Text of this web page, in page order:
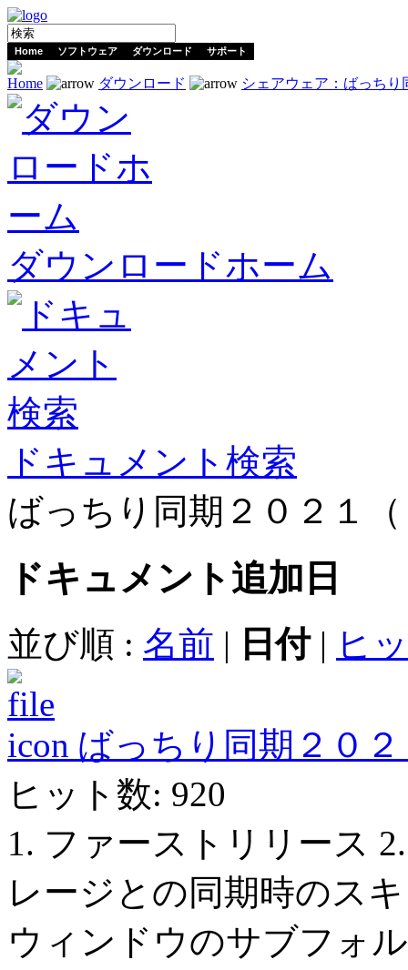
Home ソフトウェア ダウンロード サポート
Home ダウンロード シェアウェア：ばっちり
ダウンロードホーム
ドキュメント検索
ばっちり同期２０２１
ドキュメント 追加日
並び順 : 名前 | 日付 | ヒ
ばっちり同期２０２
ヒット数: 920
1. ファーストリリース
レージとの同期時のス
ウィンドウのサブフォ